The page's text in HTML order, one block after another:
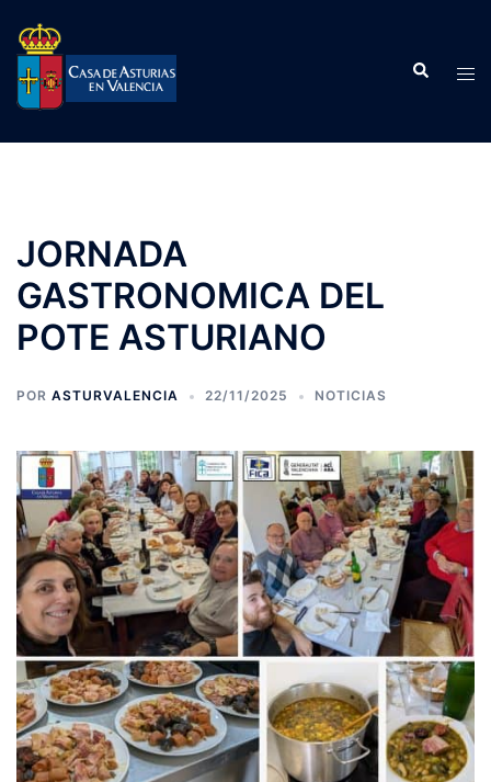
contenido
Buscar
JORNADA
GASTRONOMICA DEL
POTE ASTURIANO
POR ASTURVALENCIA 22/11/2025 NOTICIAS